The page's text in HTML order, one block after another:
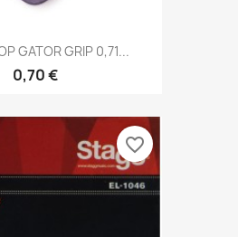
GATOR GRIP 0,71...
0,70 €
favorite_border